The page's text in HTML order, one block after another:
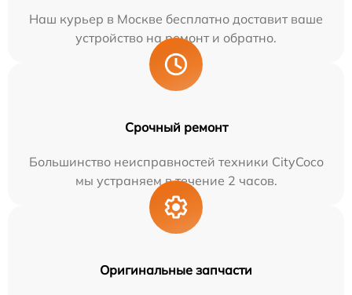
Наш курьер в Москве бесплатно доставит ваше
устройство на ремонт и обратно.
Срочный ремонт
Большинство неисправностей техники CityCoco
мы устраняем в течение 2 часов.
Оригинальные запчасти